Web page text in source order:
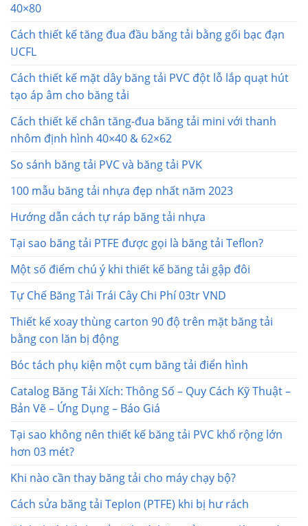
40×80
Cách thiết kế tăng đua đầu băng tải bằng gối bạc đạn
UCFL
Cách thiết kế mặt dây băng tải PVC đột lỗ lắp quạt hút
tạo áp âm cho băng tải
Cách thiết kế chân tăng-đua băng tải mini với thanh
nhôm định hình 40×40 & 62×62
So sánh băng tải PVC và băng tải PVK
100 mẫu băng tải nhựa đẹp nhất năm 2023
Hướng dẫn cách tự ráp băng tải nhựa
Tại sao băng tải PTFE được gọi là băng tải Teflon?
Một số điểm chú ý khi thiết kế băng tải gập đôi
Tự Chế Băng Tải Trái Cây Chi Phí 03tr VND
Thiết kế xoay thùng carton 90 độ trên mặt băng tải
bằng con lăn bị động
Bóc tách phụ kiện một cụm băng tải điển hình
Catalog Băng Tải Xích: Thông Số – Quy Cách Kỹ Thuật –
Bản Vẽ – Ứng Dụng – Báo Giá
Tại sao không nên thiết kế băng tải PVC khổ rộng lớn
hơn 03 mét?
Khi nào cần thay băng tải cho máy chạy bộ?
Cách sửa băng tải Teplon (PTFE) khi bị hư rách